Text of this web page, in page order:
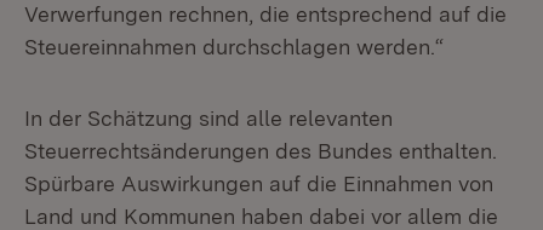
Verwerfungen rechnen, die entsprechend auf die
Steuereinnahmen durchschlagen werden.“
In der Schätzung sind alle relevanten
Steuerrechtsänderungen des Bundes enthalten.
Spürbare Auswirkungen auf die Einnahmen von
Land und Kommunen haben dabei vor allem die